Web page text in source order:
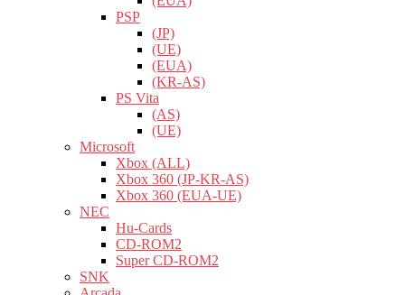
PSP
(JP)
(UE)
(EUA)
(KR-AS)
PS Vita
(AS)
(UE)
Microsoft
Xbox (ALL)
Xbox 360 (JP-KR-AS)
Xbox 360 (EUA-UE)
NEC
Hu-Cards
CD-ROM2
Super CD-ROM2
SNK